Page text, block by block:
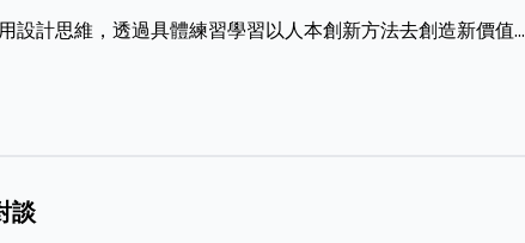
設計思維，透過具體練習學習以人本創新方法去創造新價值...
談